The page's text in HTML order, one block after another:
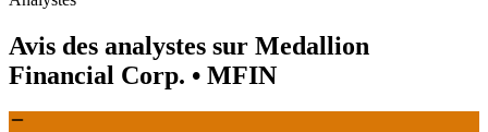
Avis des analystes sur Medallion
Financial Corp. • MFIN